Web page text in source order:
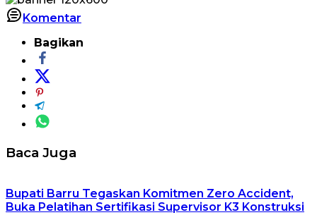
Komentar
Bagikan
Baca Juga
Bupati Barru Tegaskan Komitmen Zero Accident,
Buka Pelatihan Sertifikasi Supervisor K3 Konstruksi